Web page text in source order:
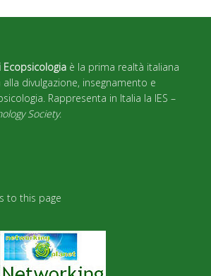
Ecopsicologia è la prima realtà italiana
divulgazione, insegnamento e
Rappresenta in Italia la IES –
Society.